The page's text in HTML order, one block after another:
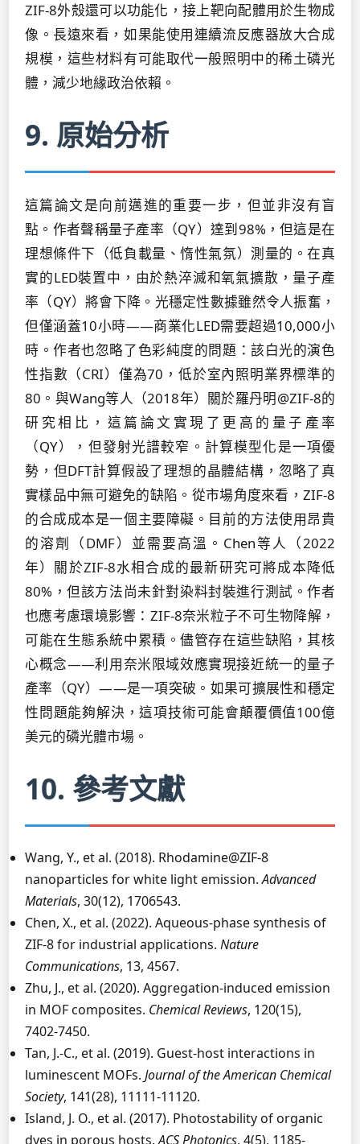
ZIF-8外殼還可以功能化，接上靶向配體用於生物成
像。長遠來看，如果能使用連續流反應器放大合成
規模，這些材料有可能取代一般照明中的稀土磷光
體，減少地緣政治依賴。
9. 原始分析
這篇論文是向前邁進的重要一步，但並非沒有盲
點。作者聲稱量子產率（QY）達到98%，但這是在
理想條件下（低負載量、惰性氣氛）測量的。在真
實的LED裝置中，由於熱淬滅和氧氣擴散，量子產
率（QY）將會下降。光穩定性數據雖然令人振奮，
但僅涵蓋10小時——商業化LED需要超過10,000小
時。作者也忽略了色彩純度的問題：該白光的演色
性指數（CRI）僅為70，低於室內照明業界標準的
80。與Wang等人（2018年）關於羅丹明@ZIF-8的
研究相比，這篇論文實現了更高的量子產率
（QY），但發射光譜較窄。計算模型化是一項優
勢，但DFT計算假設了理想的晶體結構，忽略了真
實樣品中無可避免的缺陷。從市場角度來看，ZIF-8
的合成成本是一個主要障礙。目前的方法使用昂貴
的溶劑（DMF）並需要高溫。Chen等人（2022
年）關於ZIF-8水相合成的最新研究可將成本降低
80%，但該方法尚未針對染料封裝進行測試。作者
也應考慮環境影響：ZIF-8奈米粒子不可生物降解，
可能在生態系統中累積。儘管存在這些缺陷，其核
心概念——利用奈米限域效應實現接近統一的量子
產率（QY）——是一項突破。如果可擴展性和穩定
性問題能夠解決，這項技術可能會顛覆價值100億
美元的磷光體市場。
10. 參考文獻
Wang, Y., et al. (2018). Rhodamine@ZIF-8
nanoparticles for white light emission.Advanced
Materials, 30(12), 1706543.
Chen, X., et al. (2022). Aqueous-phase synthesis of
ZIF-8 for industrial applications. Nature
Communications, 13, 4567.
Zhu, J., et al. (2020). Aggregation-induced emission
in MOF composites. Chemical Reviews, 120(15),
7402-7450.
Tan, J.-C., et al. (2019). Guest-host interactions in
luminescent MOFs. Journal of the American Chemical
Society, 141(28), 11111-11120.
Island, J. O., et al. (2017). Photostability of organic
dyes in porous hosts.ACS Photonics, 4(5), 1185-